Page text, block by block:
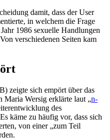
damit, dass der User
in welchem die Frage
1986 sexuelle Handlungen
verschiedenen Seiten kam
zeigte sich empört über das
Maria Wersig erklärte laut „n-
des
käme zu häufig vor, dass sich
von einer „zum Teil